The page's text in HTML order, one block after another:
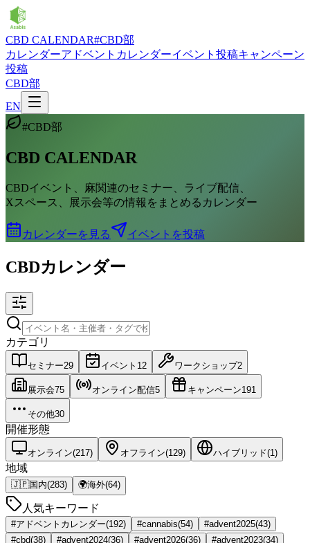
CBD CALENDAR#CBD部
カレンダーアドベントカレンダーイベント投稿キャンペーン
投稿
CBD部
EN
#CBD部
CBD CALENDAR
CBDイベント、麻関連のセミナー、ライブ配信、
Xスペース、展示会等の情報をまとめるカレンダー
カレンダーを見る イベントを投稿
CBDカレンダー
カテゴリ
セミナー29 イベント 12 ワークショップ2
展示会75 オンライン配信5 キャンペーン191
その他30
開催形態
オンライン(217) オフライン(129) ハイブリッド(1)
地域
🇯🇵国内(283) 🌍海外(64)
人気キーワード
#アドベントカレンダー(192) #cannabis(54) #advent2025(43)
#cbd(38) #advent2024(36) #advent2026(36) #advent2023(34)